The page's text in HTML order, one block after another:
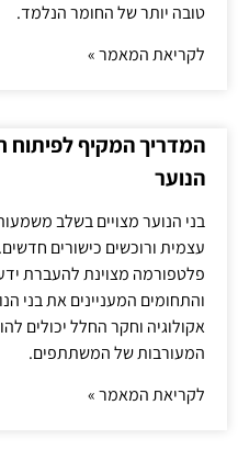
טובה יותר של החומר הנלמד.
לקריאת המאמר »
המדריך המקיף לפיתוח
הנוער
בני הנוער מצויים בשלב
עצמית ורוכשים כישורים
פלטפורמה מצוינת להעברת
והתחומים המעניינים את בני
אקולוגיה וחקר החלל יכולים
המעורבות של המשתתפים.
לקריאת המאמר »